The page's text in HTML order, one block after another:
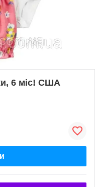
6 міс! США